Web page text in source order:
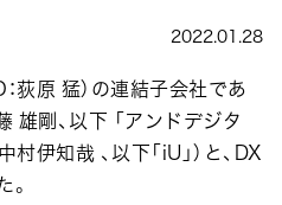
2022.01.28
荻原 猛）の連結子会社であ
雄剛、以下 「アンドデジタ
伊知哉 、以下「iU」）と、DX